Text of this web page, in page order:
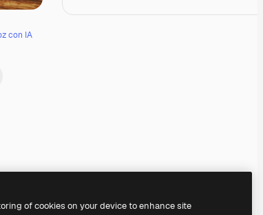
con IA
of cookies on your device to enhance site